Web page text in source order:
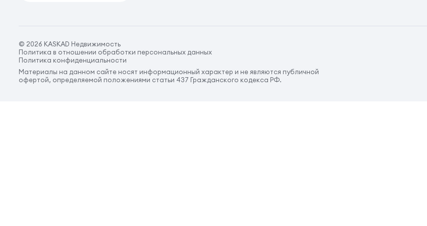
© 2026 KASKAD Недвижимость
Политика в отношении обработки персональных данных
Политика конфиденциальности
Материалы на данном сайте носят информационный характер и не являются публичной
офертой, определяемой положениями статьи 437 Гражданского кодекса РФ.